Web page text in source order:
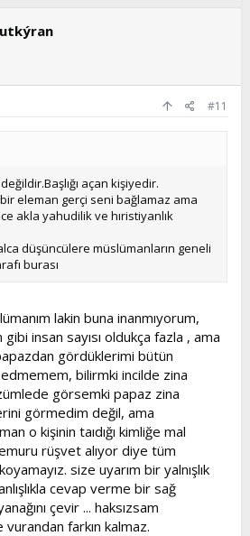
#11
açan kişiyedir.
eleman gerçi seni bağlamaz ama
akla yahudilik ve hıristiyanlık
düşüncülere müslümanların geneli
burası
lakin buna inanmıyorum,
insan sayısı oldukça fazla , ama
gördüklerimi bütün
bilirmki incilde zina
görsemki papaz zina
görmedim değil, ama
o kişinin taıdığı kimliğe mal
rüşvet alıyor diye tüm
size uyarım bir yalnışlık
cevap verme bir sağ
çevir ... haksızsam
vurandan farkın kalmaz.